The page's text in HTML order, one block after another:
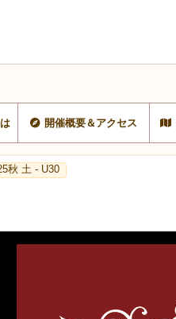
開催概要＆アクセス
秋 土 - U30